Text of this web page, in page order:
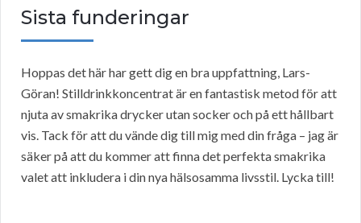
Sista funderingar
Hoppas det här har gett dig en bra uppfattning, Lars-
Göran! Stilldrinkkoncentrat är en fantastisk metod för att
njuta av smakrika drycker utan socker och på ett hållbart
vis. Tack för att du vände dig till mig med din fråga – jag är
säker på att du kommer att finna det perfekta smakrika
valet att inkludera i din nya hälsosamma livsstil. Lycka till!